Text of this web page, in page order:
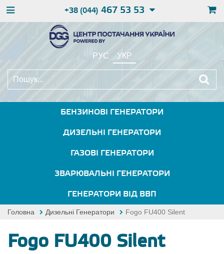
+38 (044) 467 53 53
РУС УКР
БЕНЗИНОВІ ГЕНЕРАТОРИ
ДИЗЕЛЬНІ ГЕНЕРАТОРИ
ГАЗОВІ ГЕНЕРАТОРИ
ЗВАРЮВАЛЬНІ ГЕНЕРАТОРИ
ГЕНЕРАТОРИ ВІД ВВП
Головна Дизельні Генератори Fogo FU400 Silent
Fogo FU400 Silent